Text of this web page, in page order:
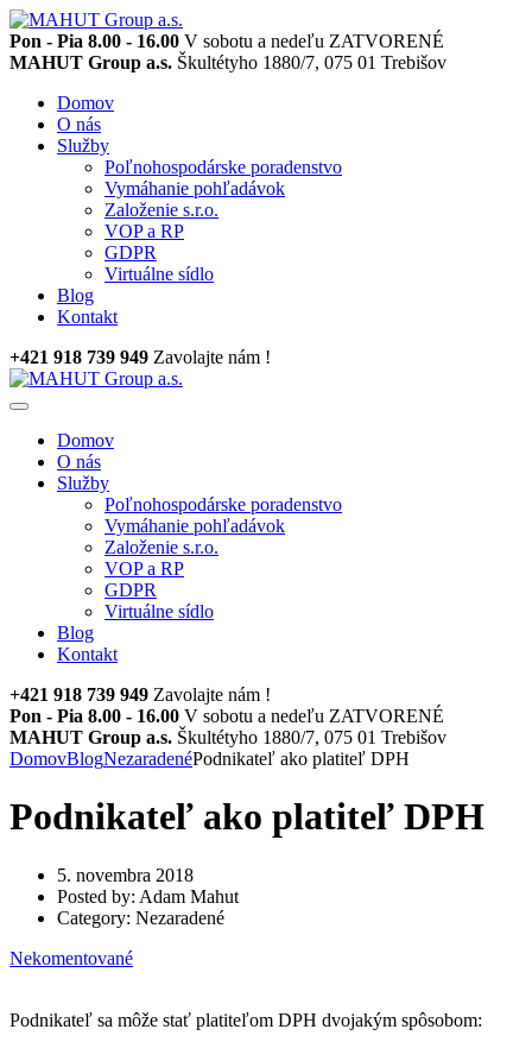
Pon - Pia 8.00 - 16.00 V sobotu a nedeľu ZATVORENÉ
MAHUT Group a.s. Škultétyho 1880/7, 075 01 Trebišov
Domov
O nás
Služby
Poľnohospodárske poradenstvo
Vymáhanie pohľadávok
Založenie s.r.o.
VOP a RP
GDPR
Virtuálne sídlo
Blog
Kontakt
+421 918 739 949 Zavolajte nám !
Domov
O nás
Služby
Poľnohospodárske poradenstvo
Vymáhanie pohľadávok
Založenie s.r.o.
VOP a RP
GDPR
Virtuálne sídlo
Blog
Kontakt
+421 918 739 949 Zavolajte nám !
Pon - Pia 8.00 - 16.00 V sobotu a nedeľu ZATVORENÉ
MAHUT Group a.s. Škultétyho 1880/7, 075 01 Trebišov
DomovBlogNezaradenéPodnikateľ ako platiteľ DPH
Podnikateľ ako platiteľ DPH
5. novembra 2018
Posted by: Adam Mahut
Category: Nezaradené
Nekomentované
Podnikateľ sa môže stať platiteľom DPH dvojakým spôsobom: